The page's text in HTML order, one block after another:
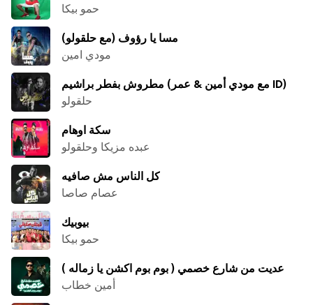
حمو بيكا
مسا يا رؤوف (مع حلقولو)
مودي امين
مطروش بفطر براشيم (مع مودي أمين & عمر ID)
حلقولو
سكة اوهام
عبده مزيكا وحلقولو
كل الناس مش صافيه
عصام صاصا
بيوبيك
حمو بيكا
عديت من شارع خصمي ( بوم بوم اكشن يا زماله )
أمين خطاب